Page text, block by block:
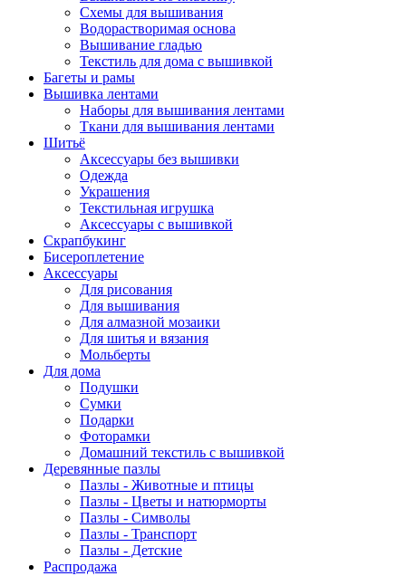
Схемы для вышивания
Водорастворимая основа
Вышивание гладью
Текстиль для дома с вышивкой
Багеты и рамы
Вышивка лентами
Наборы для вышивания лентами
Ткани для вышивания лентами
Шитьё
Аксессуары без вышивки
Одежда
Украшения
Текстильная игрушка
Аксессуары с вышивкой
Скрапбукинг
Бисероплетение
Аксессуары
Для рисования
Для вышивания
Для алмазной мозаики
Для шитья и вязания
Мольберты
Для дома
Подушки
Сумки
Подарки
Фоторамки
Домашний текстиль с вышивкой
Деревянные пазлы
Пазлы - Животные и птицы
Пазлы - Цветы и натюрморты
Пазлы - Символы
Пазлы - Транспорт
Пазлы - Детские
Распродажа